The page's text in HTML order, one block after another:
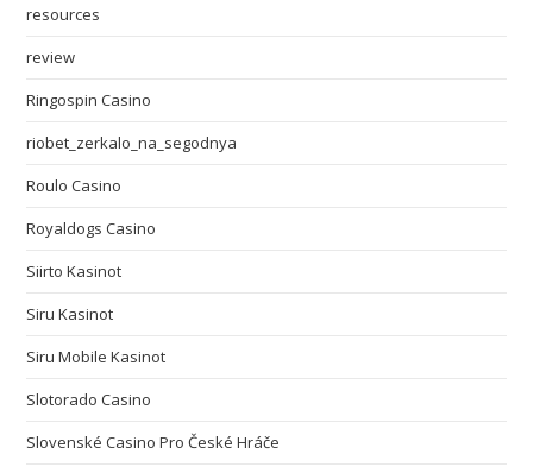
resources
review
Ringospin Casino
riobet_zerkalo_na_segodnya
Roulo Casino
Royaldogs Casino
Siirto Kasinot
Siru Kasinot
Siru Mobile Kasinot
Slotorado Casino
Slovenské Casino Pro České Hráče